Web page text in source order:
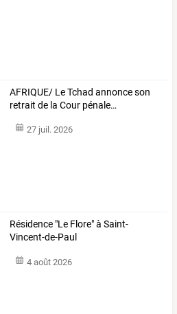
AFRIQUE/ LeTchad annonceson
retrait de la Cour pénale…
27 juil. 2026
Résidence "Le Flore" à Saint-
Vincent-de-Paul
4 août 2026